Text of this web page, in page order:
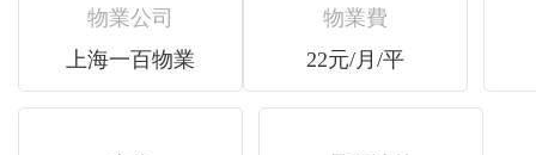
物業公司
上海一百物業
物業費
22元/月/平